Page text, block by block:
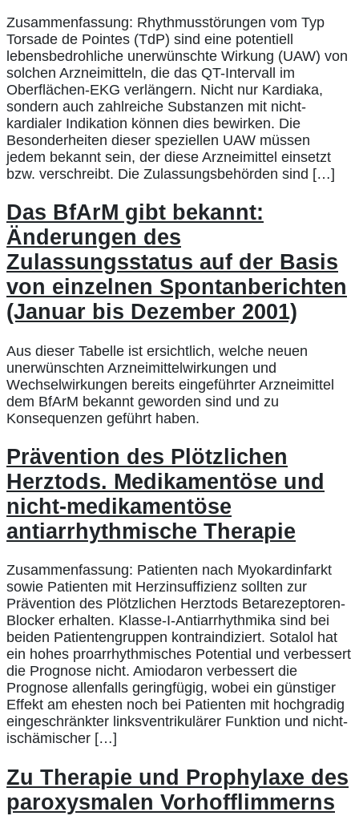
Zusammenfassung: Rhythmusstörungen vom Typ
Torsade de Pointes (TdP) sind eine potentiell
lebensbedrohliche unerwünschte Wirkung (UAW) von
solchen Arzneimitteln, die das QT-Intervall im
Oberflächen-EKG verlängern. Nicht nur Kardiaka,
sondern auch zahlreiche Substanzen mit nicht-
kardialer Indikation können dies bewirken. Die
Besonderheiten dieser speziellen UAW müssen
jedem bekannt sein, der diese Arzneimittel einsetzt
bzw. verschreibt. Die Zulassungsbehörden sind […]
Das BfArM gibt bekannt:
Änderungen des
Zulassungsstatus auf der Basis
von einzelnen Spontanberichten
(Januar bis Dezember 2001)
Aus dieser Tabelle ist ersichtlich, welche neuen
unerwünschten Arzneimittelwirkungen und
Wechselwirkungen bereits eingeführter Arzneimittel
dem BfArM bekannt geworden sind und zu
Konsequenzen geführt haben.
Prävention des Plötzlichen
Herztods. Medikamentöse und
nicht-medikamentöse
antiarrhythmische Therapie
Zusammenfassung: Patienten nach Myokardinfarkt
sowie Patienten mit Herzinsuffizienz sollten zur
Prävention des Plötzlichen Herztods Betarezeptoren-
Blocker erhalten. Klasse-I-Antiarrhythmika sind bei
beiden Patientengruppen kontraindiziert. Sotalol hat
ein hohes proarrhythmisches Potential und verbessert
die Prognose nicht. Amiodaron verbessert die
Prognose allenfalls geringfügig, wobei ein günstiger
Effekt am ehesten noch bei Patienten mit hochgradig
eingeschränkter linksventrikulärer Funktion und nicht-
ischämischer […]
Zu Therapie und Prophylaxe des
paroxysmalen Vorhofflimmerns